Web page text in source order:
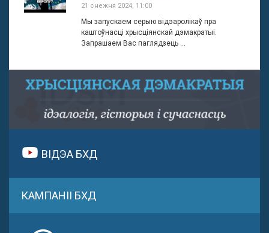
21 снежня 2024, 11:00
Мы запускаем серыю відэаролікаў пра
каштоўнасці хрысціянскай дэмакратыі.
Запрашаем Вас паглядзець ...
ВІДЭА БХД
КАМПАНІІ БХД